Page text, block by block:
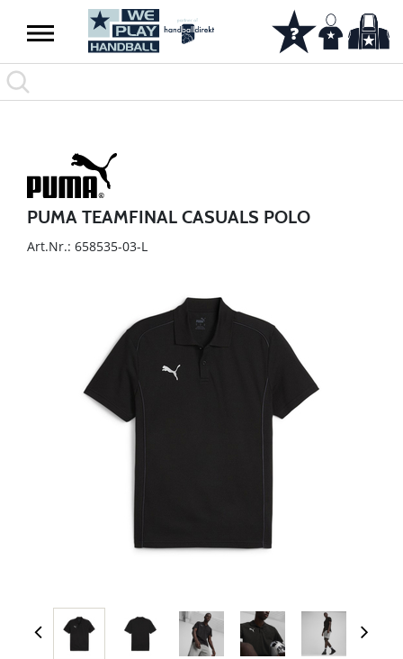
PUMA TEAMFINAL CASUALS POLO
Art.Nr.: 658535-03-L